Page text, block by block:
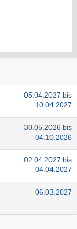
05.04.2027 bis
10.04.2027
30.05.2026 bis
04.10.2026
02.04.2027 bis
04.04.2027
06.03.2027